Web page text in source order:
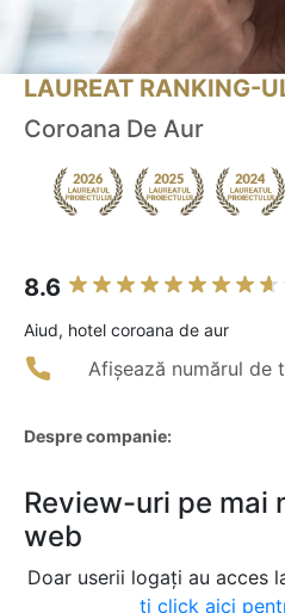
LAUREAT RANKING-
Coroana De Aur
8.6
Aiud, hotel coroana de aur
Afișează numărul de
Despre companie:
Review-uri pe mai
web
Doar userii logați au acces
ți click aici